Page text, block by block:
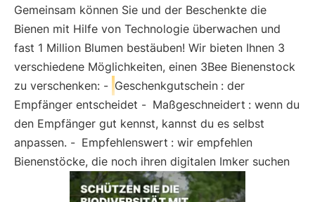
Gemeinsam können Sie und der Beschenkte die
Bienen mit Hilfe von Technologie überwachen und
fast 1 Million Blumen bestäuben! Wir bieten Ihnen 3
verschiedene Möglichkeiten, einen 3Bee Bienenstock
zu verschenken: - Geschenkgutschein : der
Empfänger entscheidet - Maßgeschneidert : wenn du
den Empfänger gut kennst, kannst du es selbst
anpassen. - Empfehlenswert : wir empfehlen
Bienenstöcke, die noch ihren digitalen Imker suchen